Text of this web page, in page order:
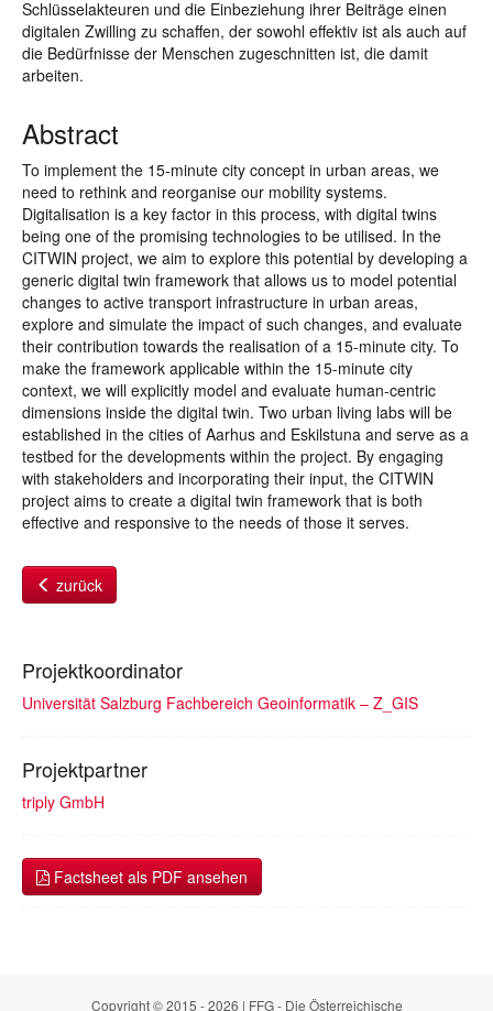
Schlüsselakteuren und die Einbeziehung ihrer Beiträge einen
digitalen Zwilling zu schaffen, der sowohl effektiv ist als auch auf
die Bedürfnisse der Menschen zugeschnitten ist, die damit
arbeiten.
Abstract
To implement the 15-minute city concept in urban areas, we
need to rethink and reorganise our mobility systems.
Digitalisation is a key factor in this process, with digital twins
being one of the promising technologies to be utilised. In the
CITWIN project, we aim to explore this potential by developing a
generic digital twin framework that allows us to model potential
changes to active transport infrastructure in urban areas,
explore and simulate the impact of such changes, and evaluate
their contribution towards the realisation of a 15-minute city. To
make the framework applicable within the 15-minute city
context, we will explicitly model and evaluate human-centric
dimensions inside the digital twin. Two urban living labs will be
established in the cities of Aarhus and Eskilstuna and serve as a
testbed for the developments within the project. By engaging
with stakeholders and incorporating their input, the CITWIN
project aims to create a digital twin framework that is both
effective and responsive to the needs of those it serves.
zurück
Projektkoordinator
Universität Salzburg Fachbereich Geoinformatik – Z_GIS
Projektpartner
triply GmbH
Factsheet als PDF ansehen
Copyright © 2015 - 2026 | FFG - Die Österreichische